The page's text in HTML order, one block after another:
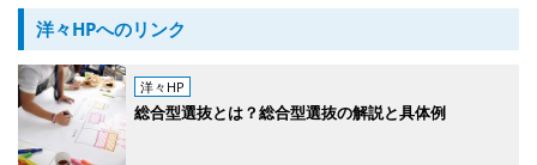
洋々HPへのリンク
洋々HP
総合型選抜とは？総合型選抜の解説と具体例